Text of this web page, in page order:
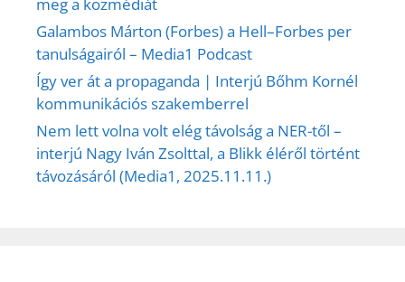
meg a közmédiát
Galambos Márton (Forbes) a Hell–Forbes per
tanulságairól – Media1 Podcast
Így ver át a propaganda | Interjú Bőhm Kornél
kommunikációs szakemberrel
Nem lett volna volt elég távolság a NER-től –
interjú Nagy Iván Zsolttal, a Blikk éléről történt
távozásáról (Media1, 2025.11.11.)